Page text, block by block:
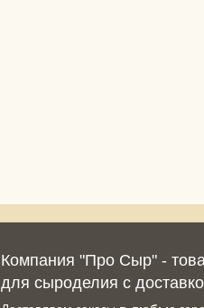
Компания "Про Сыр" -
для сыроделия с